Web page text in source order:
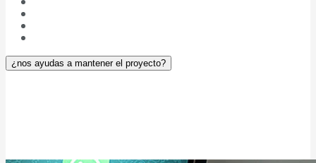
¿nos ayudas a mantener el proyecto?